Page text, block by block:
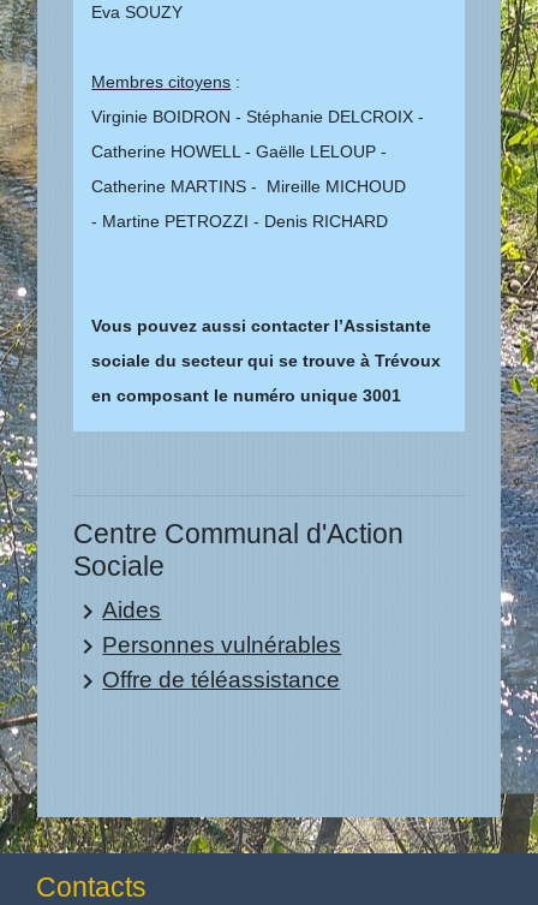
Eva SOUZY
Membres citoyens :
Virginie BOIDRON - Stéphanie DELCROIX -
Catherine HOWELL - Gaëlle LELOUP -
Catherine MARTINS - Mireille MICHOUD
- Martine PETROZZI - Denis RICHARD
Vous pouvez aussi contacter l’Assistante
sociale du secteur qui se trouve à Trévoux
en composant le numéro unique 3001
Centre Communal d'Action
Sociale
keyboard_arrow_rightAides
keyboard_arrow_rightPersonnes vulnérables
keyboard_arrow_rightOffre de téléassistance
Contacts